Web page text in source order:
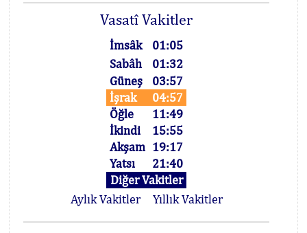
Vasatî Vakitler
İmsâk
01:05
Sabâh
01:32
Güneş
03:57
İşrak
04:57
Öğle
11:49
İkindi
15:55
Akşam 19:17
Yatsı
21:40
Diğer Vakitler
Aylık Vakitler
Yıllık Vakitler